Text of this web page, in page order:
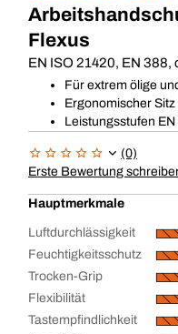
Flexus
EN ISO 21420, EN 388,
Für extrem ölige
Ergonomischer
Leistungsstufen
(0)
Erste Bewertung
Hauptmerkmale
Luftdurchlässigkeit
Feuchtigkeitsschutz
Trocken-Grip
Flexibilität
Tastempfindlichkeit